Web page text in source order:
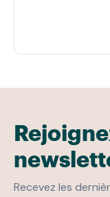
Recevez les